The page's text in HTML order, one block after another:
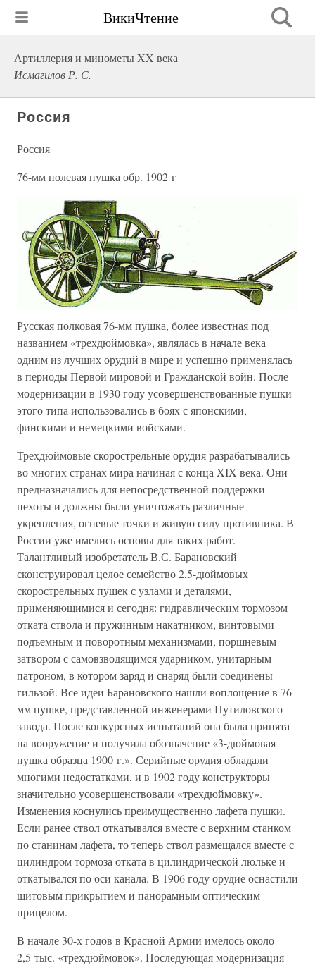
ВикиЧтение
Артиллерия и минометы XX века
Исмагилов Р. С.
Россия
Россия
76-мм полевая пушка обр. 1902 г
Русская полковая 76-мм пушка, более известная под
названием «трехдюймовка», являлась в начале века
одним из лучших орудий в мире и успешно применялась
в периоды Первой мировой и Гражданской войн. После
модернизации в 1930 году усовершенствованные пушки
этого типа использовались в боях с японскими,
финскими и немецкими войсками.
Трехдюймовые скорострельные орудия разрабатывались
во многих странах мира начиная с конца XIX века. Они
предназначались для непосредственной поддержки
пехоты и должны были уничтожать различные
укрепления, огневые точки и живую силу противника. В
России уже имелись основы для таких работ.
Талантливый изобретатель В.С. Барановский
сконструировал целое семейство 2,5-дюймовых
скорострельных пушек с узлами и деталями,
применяющимися и сегодня: гидравлическим тормозом
отката ствола и пружинным накатником, винтовыми
подъемным и поворотным механизмами, поршневым
затвором с самовзводящимся ударником, унитарным
патроном, в котором заряд и снаряд были соединены
гильзой. Все идеи Барановского нашли воплощение в 76-
мм пушке, представленной инженерами Путиловского
завода. После конкурсных испытаний она была принята
на вооружение и получила обозначение «3-дюймовая
пушка образца 1900 г.». Серийные орудия обладали
многими недостатками, и в 1902 году конструкторы
значительно усовершенствовали «трехдюймовку».
Изменения коснулись преимущественно лафета пушки.
Если ранее ствол откатывался вместе с верхним станком
по станинам лафета, то теперь ствол размещался вместе с
цилиндром тормоза отката в цилиндрической люльке и
откатывался по оси канала. В 1906 году орудие оснастили
щитовым прикрытием и панорамным оптическим
прицелом.
В начале 30-х годов в Красной Армии имелось около
2,5 тыс. «трехдюймовок». Последующая модернизация